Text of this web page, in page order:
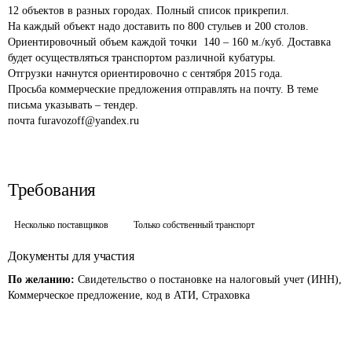
12 объектов в разных городах. Полный список прикрепил.
На каждый объект надо доставить по 800 стульев и 200 столов.
Ориентировочный объем каждой точки  140 – 160 м./куб. Доставка
будет осуществляться транспортом различной кубатуры.
Отгрузки начнутся ориентировочно с сентября 2015 года.
Просьба коммерческие предложения отправлять на почту. В теме
письма указывать – тендер.
Требования
Несколько поставщиков Только собственный транспорт
Документы для участия
По желанию: Свидетельство о постановке на налоговый учет (ИНН),
Коммерческое предложение, код в АТИ, Страховка